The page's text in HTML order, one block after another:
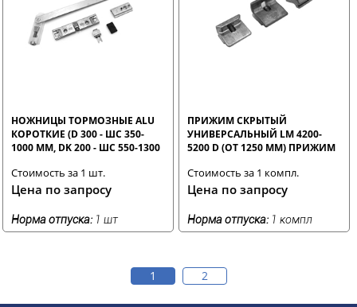
НОЖНИЦЫ ТОРМОЗНЫЕ ALU
КОРОТКИЕ (D 300 - ШС 350-
1000 ММ, DK 200 - ШС 550-1300
Стоимость за 1 шт.
Цена по запросу
Норма отпуска: 1 шт
ПРИЖИМ СКРЫТЫЙ
УНИВЕРСАЛЬНЫЙ LM 4200-
5200 D (ОТ 1250 ММ) ПРИЖИМ
РУЧКУ
Стоимость за 1 компл.
Цена по запросу
Норма отпуска: 1 компл
1 2